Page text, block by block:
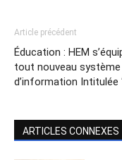
Article précédent
Éducation : HEM
tout nouveau système
d’information Intitulée
ARTICLES CONNEXES